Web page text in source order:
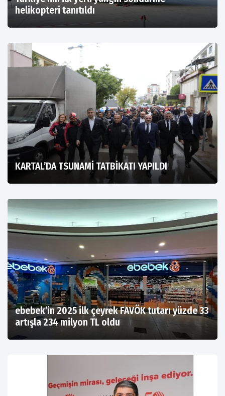
helikopteri tanıtıldı
KARTAL’DA TSUNAMİ TATBİKATI YAPILDI
ebebek’in 2025 ilk çeyrek FAVÖK tutarı yüzde 33
artışla 234 milyon TL oldu